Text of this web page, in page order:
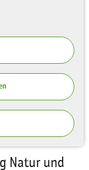
Natur und